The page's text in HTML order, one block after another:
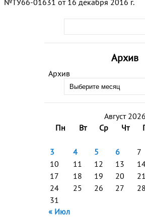
Архив
Архив
Август 2026
Пн
Вт Ср Чт
3
4 5 6 7
10
11 12 13
17
18 19 20 21
24
25 26 27 28
31
« Июл
№ТУ66-01631 от 16 декабря 2016 г.